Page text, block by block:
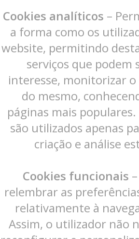
Cookies analíticos –
a forma como os
website, permitindo
serviços que podem
interesse, monitorizar
do mesmo,
páginas mais populares.
são utilizados apenas
criação e análise
Cookies funcionais
relembrar as
relativamente à
Assim, o utilizador não